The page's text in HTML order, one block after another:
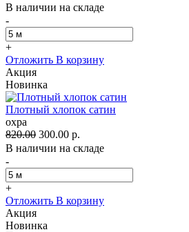
В наличии на складе
-
+
Отложить В корзину
Акция
Новинка
Плотный хлопок сатин
охра
820.00 300.00 р.
В наличии на складе
-
+
Отложить В корзину
Акция
Новинка